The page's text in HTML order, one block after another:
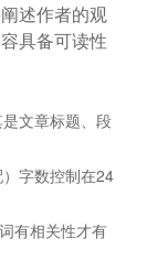
述作者的观
具备可读性
文章标题、段
字数控制在24
有相关性才有